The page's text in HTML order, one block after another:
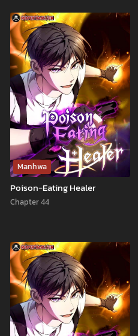
Manhwa
Poison-Eating Healer
Chapter 44